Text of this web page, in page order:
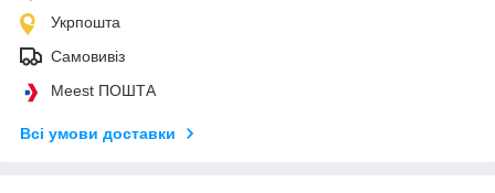
Укрпошта
Самовивіз
Meest ПОШТА
Всі умови доставки